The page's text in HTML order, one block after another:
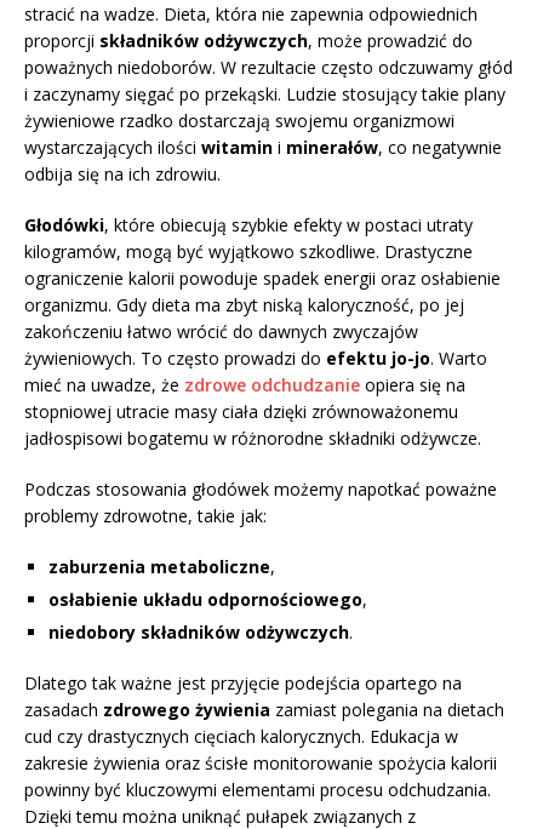
stracić na wadze. Dieta, która nie zapewnia odpowiednich
proporcji składników odżywczych, może prowadzić do
poważnych niedoborów. W rezultacie często odczuwamy głód
i zaczynamy sięgać po przekąski. Ludzie stosujący takie plany
żywieniowe rzadko dostarczają swojemu organizmowi
wystarczających ilości witamin i minerałów, co negatywnie
odbija się na ich zdrowiu.
Głodówki, które obiecują szybkie efekty w postaci utraty
kilogramów, mogą być wyjątkowo szkodliwe. Drastyczne
ograniczenie kalorii powoduje spadek energii oraz osłabienie
organizmu. Gdy dieta ma zbyt niską kaloryczność, po jej
zakończeniu łatwo wrócić do dawnych zwyczajów
żywieniowych. To często prowadzi do efektu jo-jo. Warto
mieć na uwadze, że zdrowe odchudzanie opiera się na
stopniowej utracie masy ciała dzięki zrównoważonemu
jadłospisowi bogatemu w różnorodne składniki odżywcze.
Podczas stosowania głodówek możemy napotkać poważne
problemy zdrowotne, takie jak:
zaburzenia metaboliczne,
osłabienie układu odpornościowego,
niedobory składników odżywczych.
Dlatego tak ważne jest przyjęcie podejścia opartego na
zasadach zdrowego żywienia zamiast polegania na dietach
cud czy drastycznych cięciach kalorycznych. Edukacja w
zakresie żywienia oraz ścisłe monitorowanie spożycia kalorii
powinny być kluczowymi elementami procesu odchudzania.
Dzięki temu można uniknąć pułapek związanych z